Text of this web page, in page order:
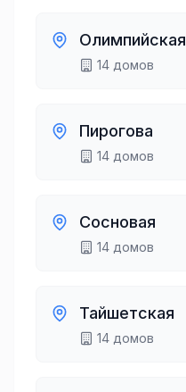
Олимпийская
14 домов
Пирогова
14 домов
Сосновая
14 домов
Тайшетская
14 домов